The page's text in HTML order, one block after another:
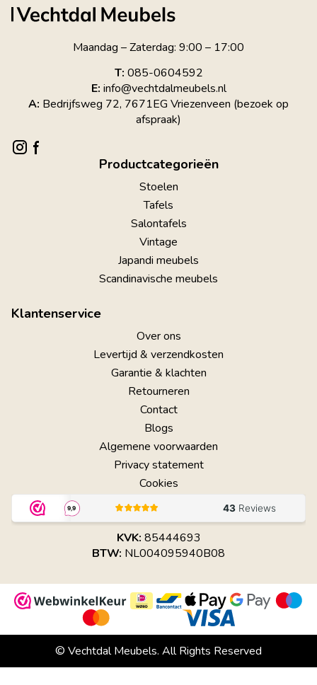
Maandag – Zaterdag: 9:00 – 17:00
T: 085-0604592
E: info@vechtdalmeubels.nl
A: Bedrijfsweg 72, 7671EG Vriezenveen (bezoek op
afspraak)
Productcategorieën
Stoelen
Tafels
Salontafels
Vintage
Japandi meubels
Scandinavische meubels
Klantenservice
Over ons
Levertijd & verzendkosten
Garantie & klachten
Retourneren
Contact
Blogs
Algemene voorwaarden
Privacy statement
Cookies
KVK: 85444693
BTW: NL004095940B08
© Vechtdal Meubels. All Rights Reserved